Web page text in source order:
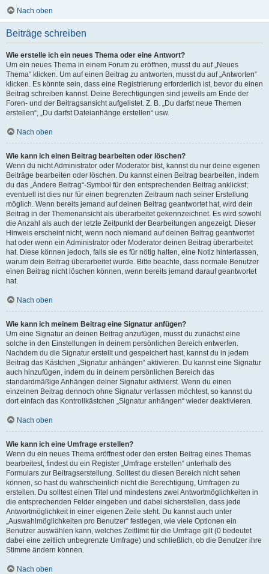
Nach oben
Beiträge schreiben
Wie erstelle ich ein neues Thema oder eine Antwort?
Um ein neues Thema in einem Forum zu eröffnen, musst du auf „Neues
Thema“ klicken. Um auf einen Beitrag zu antworten, musst du auf „Antworten“
klicken. Es könnte sein, dass eine Registrierung erforderlich ist, bevor du einen
Beitrag schreiben kannst. Deine Berechtigungen sind jeweils am Ende der
Foren- und der Beitragsansicht aufgelistet. Z. B. „Du darfst neue Themen
erstellen“, „Du darfst Dateianhänge erstellen“ usw.
Nach oben
Wie kann ich einen Beitrag bearbeiten oder löschen?
Wenn du nicht Administrator oder Moderator bist, kannst du nur deine eigenen
Beiträge bearbeiten oder löschen. Du kannst einen Beitrag bearbeiten, indem
du das „Ändere Beitrag“-Symbol für den entsprechenden Beitrag anklickst;
eventuell ist dies nur für einen begrenzten Zeitraum nach seiner Erstellung
möglich. Wenn bereits jemand auf deinen Beitrag geantwortet hat, wird dein
Beitrag in der Themenansicht als überarbeitet gekennzeichnet. Es wird sowohl
die Anzahl als auch der letzte Zeitpunkt der Bearbeitungen angezeigt. Dieser
Hinweis erscheint nicht, wenn noch niemand auf deinen Beitrag geantwortet
hat oder wenn ein Administrator oder Moderator deinen Beitrag überarbeitet
hat. Diese können jedoch, falls sie es für nötig halten, eine Notiz hinterlassen,
warum dein Beitrag überarbeitet wurde. Bitte beachte, dass normale Benutzer
einen Beitrag nicht löschen können, wenn bereits jemand darauf geantwortet
hat.
Nach oben
Wie kann ich meinem Beitrag eine Signatur anfügen?
Um eine Signatur an deinen Beitrag anzufügen, musst du zunächst eine
solche in den Einstellungen in deinem persönlichen Bereich entwerfen.
Nachdem du die Signatur erstellt und gespeichert hast, kannst du in jedem
Beitrag das Kästchen „Signatur anhängen“ aktivieren. Du kannst eine Signatur
auch hinzufügen, indem du in deinem persönlichen Bereich das
standardmäßige Anhängen deiner Signatur aktivierst. Wenn du einen
einzelnen Beitrag dennoch ohne Signatur verfassen möchtest, so kannst du
dort einfach das Kontrollkästchen „Signatur anhängen“ wieder deaktivieren.
Nach oben
Wie kann ich eine Umfrage erstellen?
Wenn du ein neues Thema eröffnest oder den ersten Beitrag eines Themas
bearbeitest, findest du ein Register „Umfrage erstellen“ unterhalb des
Formulars zur Beitragserstellung. Solltest du diesen Bereich nicht sehen
können, so hast du wahrscheinlich nicht die Berechtigung, Umfragen zu
erstellen. Du solltest einen Titel und mindestens zwei Antwortmöglichkeiten in
die entsprechenden Felder eingeben und dabei sicherstellen, dass jede
Antwortmöglichkeit in einer eigenen Zeile steht. Du kannst auch unter
„Auswahlmöglichkeiten pro Benutzer“ festlegen, wie viele Optionen ein
Benutzer auswählen kann, welches Zeitlimit für die Umfrage gilt (0 bedeutet
dabei eine zeitlich unbegrenzte Umfrage) und schließlich, ob die Benutzer ihre
Stimme ändern können.
Nach oben